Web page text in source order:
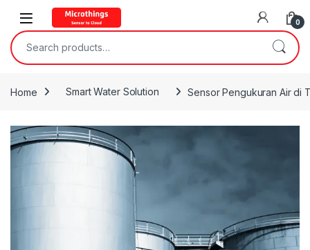
Open 0
Search for:
Home Smart Water Solution Sensor Pengukuran Air di